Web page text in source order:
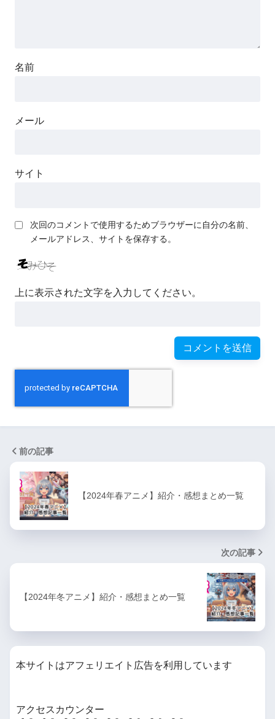
名前
メール
サイト
次回のコメントで使用するためブラウザーに自分の名前、
メールアドレス、サイトを保存する。
上に表示された文字を入力してください。
前の記事
【2024年春アニメ】紹介・感想まとめ一覧
次の記事
【2024年冬アニメ】紹介・感想まとめ一覧
本サイトはアフェリエイト広告を利用しています
アクセスカウンター